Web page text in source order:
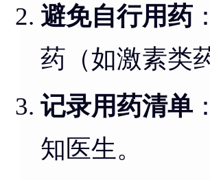
避免自行用药
药（如激素类
记录用药清单
知医生。